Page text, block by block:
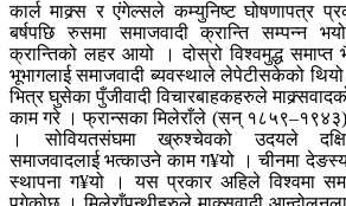
कार्ल माक्र्स र एंगेल्सले कम्युनिष्ट घोषणापत्र
बर्षपछि रुसमा समाजवादी क्रान्ति सम्पन्न
क्रान्तिको लहर आयो । दोस्रो विश्वमुद्ध समाप्त
भूभागलाई समाजवादी ब्यवस्थाले लेपेटीसकेको थियो
भित्र घुसेका पुँजीवादी विचारबाहकहरुले
काम गरे । फ्रान्सका मिलेराँले (सन्
। सोवियतसंघमा ख्रुश्चेवको उदयले
समाजवादलाई भत्काउने काम ग¥यो । चीनमा
स्थापना ग¥यो । यस प्रकार अहिले विश्वमा